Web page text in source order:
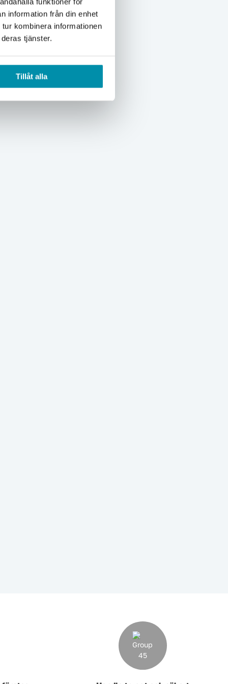
information från din enhet
kombinera informationen
tjänster.
Tillåt alla